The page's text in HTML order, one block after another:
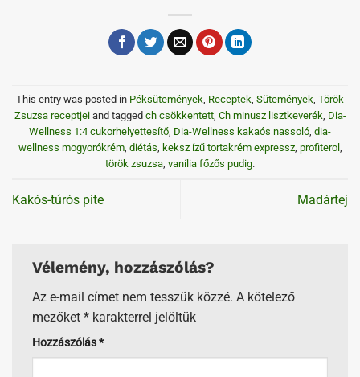
This entry was posted in Péksütemények Receptek Sütemények Török
Zsuzsa receptjeiand tagged ch csökkentett, Ch minusz lisztkeverék Dia-
Wellness 1:4 cukorhelyettesítő Dia-Wellness kakaós nassoló dia-
wellness mogyorókrém, diétás keksz ízű tortakrém expressz, profiterol,
török zsuzsa vanília főzős pudig.
Kakós-túrós pite Madártej
Vélemény, hozzászólás?
Az e-mail címet nem tesszük közzé. A kötelező
mezőket * karakterrel jelöltük
Hozzászólás*